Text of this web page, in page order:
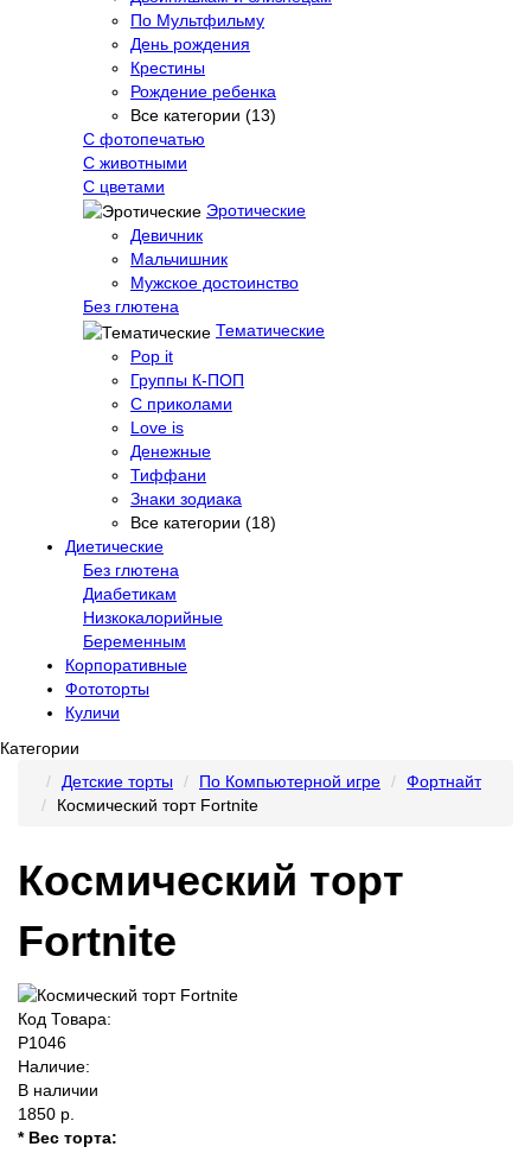
По Мультфильму
День рождения
Крестины
Рождение ребенка
Все категории (13)
С фотопечатью
C животными
С цветами
Эротические
Девичник
Мальчишник
Мужское достоинство
Без глютена
Тематические
Pop it
Группы К-ПОП
С приколами
Love is
Денежные
Тиффани
Знаки зодиака
Все категории (18)
Диетические
Без глютена
Диабетикам
Низкокалорийные
Беременным
Корпоративные
Фототорты
Куличи
Категории
Детские торты
По Компьютерной игре
Фортнайт
Космический торт Fortnite
Космический торт
Fortnite
Код Товара:
P1046
Наличие:
В наличии
1850 р.
* Вес торта: